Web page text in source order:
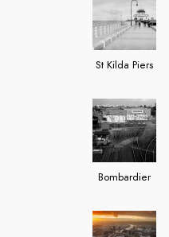
St Kilda Piers
Bombardier